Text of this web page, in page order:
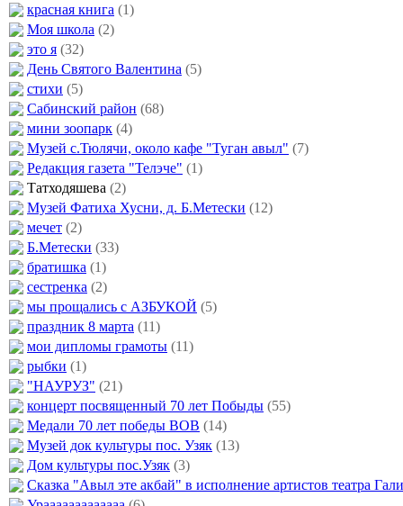
красная книга (1)
Моя школа (2)
это я (32)
День Святого Валентина (5)
стихи (5)
Сабинский район (68)
мини зоопарк (4)
Музей с.Тюлячи, около кафе "Туган авыл" (7)
Редакция газета "Телэче" (1)
Татходяшева (2)
Музей Фатиха Хусни, д. Б.Метески (12)
мечет (2)
Б.Метески (33)
братишка (1)
сестренка (2)
мы прощались с АЗБУКОЙ (5)
праздник 8 марта (11)
мои дипломы грамоты (11)
рыбки (1)
"НАУРУЗ" (21)
концерт посвященный 70 лет Побыды (55)
Медали 70 лет победы ВОВ (14)
Музей док культуры пос. Узяк (13)
Дом культуры пос.Узяк (3)
Сказка "Авыл эте акбай" в исполнение артистов театра